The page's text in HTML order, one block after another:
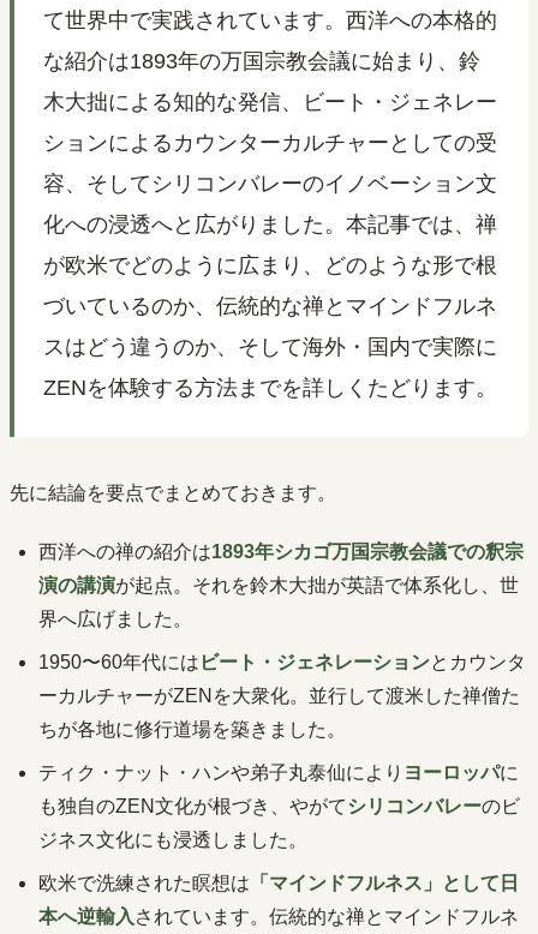
て世界中で実践されています。西洋への本格的
な紹介は1893年の万国宗教会議に始まり、鈴
木大拙による知的な発信、ビート・ジェネレー
ションによるカウンターカルチャーとしての受
容、そしてシリコンバレーのイノベーション文
化への浸透へと広がりました。本記事では、禅
が欧米でどのように広まり、どのような形で根
づいているのか、伝統的な禅とマインドフルネ
スはどう違うのか、そして海外・国内で実際に
ZENを体験する方法までを詳しくたどります。
先に結論を要点でまとめておきます。
西洋への禅の紹介は1893年シカゴ万国宗教会議での釈宗
演の講演が起点。それを鈴木大拙が英語で体系化し、世
界へ広げました。
1950〜60年代には ビート・ジェネレーションとカウンタ
ーカルチャーがZENを大衆化。並行して渡米した禅僧た
ちが各地に修行道場を築きました。
ティク・ナット・ハンや弟子丸泰仙により ヨーロッパに
も独自のZEN文化が根づき、やがてシリコンバレーのビ
ジネス文化にも浸透しました。
欧米で洗練された瞑想は 「マインドフルネス」として日
本へ逆輸入 されています。伝統的な禅とマインドフルネ